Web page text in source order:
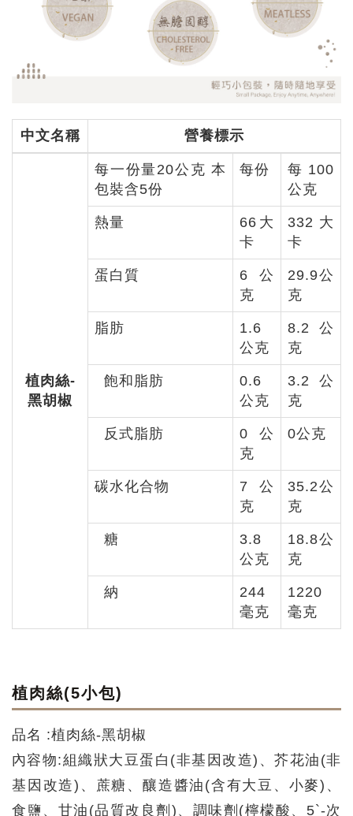
中文名稱 營養標示
植肉絲-
黑胡椒
每一份量20公克 本
包裝含5份
每份
每100
公克
熱量
66大
卡
332大
卡
蛋白質
6公
克
29.9公
克
脂肪
1.6
公克
8.2公
克
飽和脂肪
0.6
公克
3.2公
克
反式脂肪
0公
克
0公克
碳水化合物
7公
克
35.2公
克
糖
3.8
公克
18.8公
克
納
244
毫克
1220
毫克
植肉絲(5小包)
品名 :植肉絲-黑胡椒
內容物:組織狀大豆蛋白(非基因改造)、芥花油(非
基因改造)、蔗糖、釀造醬油(含有大豆、小麥)、
食鹽、甘油(品質改良劑)、調味劑(檸檬酸、5`-次